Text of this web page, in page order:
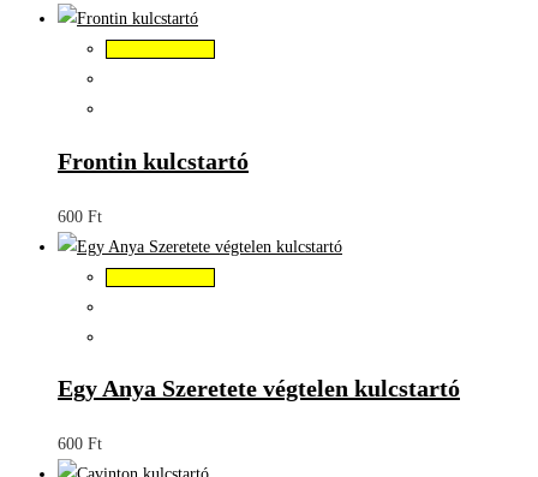
Frontin kulcstartó
600 Ft
Egy Anya Szeretete végtelen kulcstartó
600 Ft